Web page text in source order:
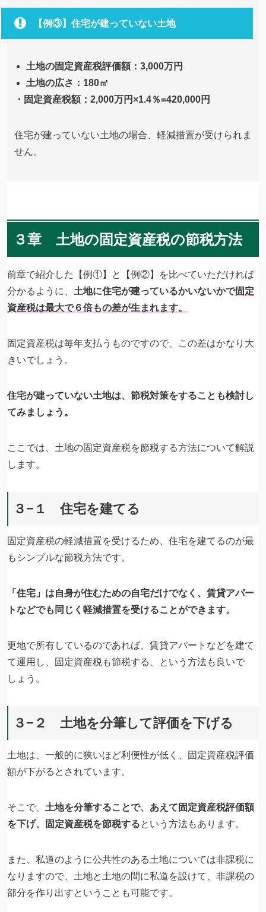
【例③】住宅が建っていない土地
土地の固定資産税評価額：3,000万円
土地の広さ：180㎡
・固定資産税額：2,000万円×1.4％=420,000円
住宅が建っていない土地の場合、軽減措置が受けられま
せん。
３章 土地の固定資産税の節税方法
前章で紹介した【例①】と【例②】を比べていただければ
分かるように、 土地に住宅が建っているかいないかで固定
資産税は最大で６倍もの差が生まれます。
固定資産税は毎年支払うものですので、この差はかなり大
きいでしょう。
住宅が建っていない土地は、節税対策をすることも検討し
てみましょう。
ここでは、土地の固定資産税を節税する方法について解説
します。
３−１ 住宅を建てる
固定資産税の軽減措置を受けるため、住宅を建てるのが最
もシンプルな節税方法です。
「住宅」は自身が住むための自宅だけでなく、賃貸アパー
トなどでも同じく軽減措置を受けることができます。
更地で所有しているのであれば、賃貸アパートなどを建て
て運用し、固定資産税も節税する、という方法も良いで
しょう。
３−２ 土地を分筆して評価を下げる
土地は、一般的に狭いほど利便性が低く、固定資産税評価
額が下がるとされています。
そこで、 土地を分筆することで、あえて固定資産税評価額
を下げ、固定資産税を節税するという方法もあります。
また、私道のように公共性のある土地については非課税に
なりますので、土地と土地の間に私道を設けて、非課税の
部分を作り出すということも可能です。